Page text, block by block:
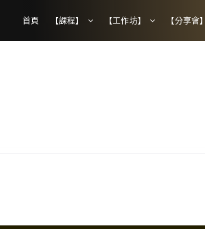
首頁 【課程】 【工作坊】 【分享會】